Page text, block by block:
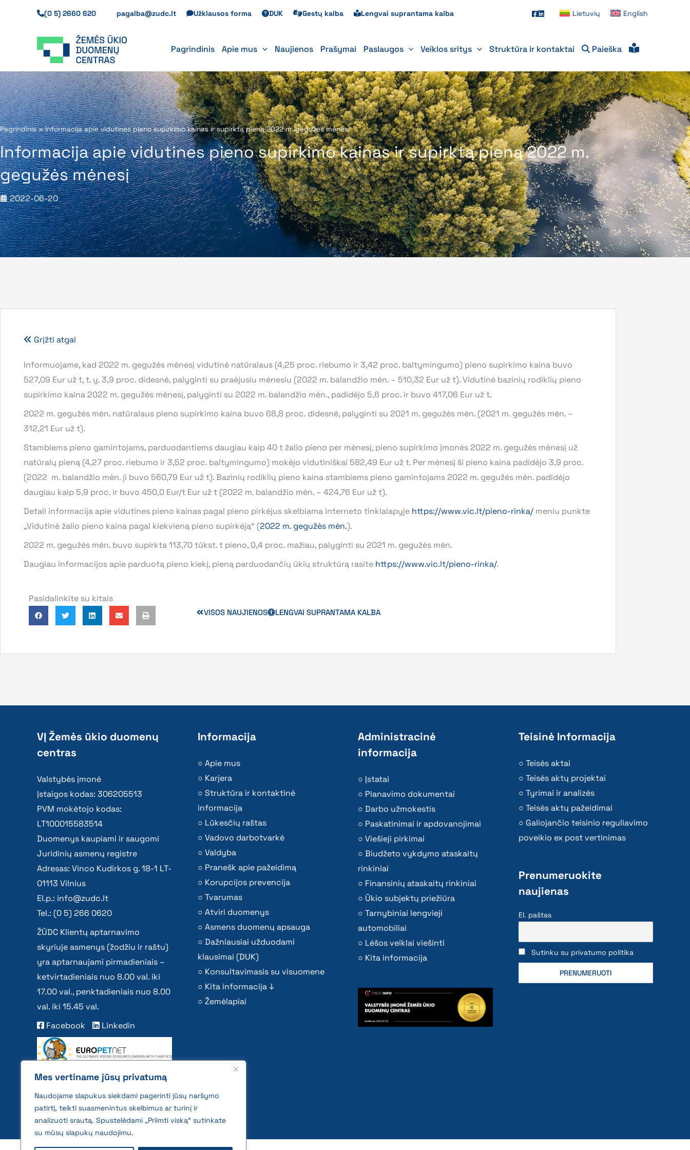
Mes vertiname jūsų privatumą
Naudojame slapukus siekdami pagerinti jūsų naršymo
patirtį, teikti suasmenintus skelbimus ar turinį ir
analizuoti srautą. Spustelėdami „Priimti viską“ sutinkate
su mūsų slapukų naudojimu.
(0 5) 2660 620 pagalba@zudc.lt Užklausos forma DUK Gestų kalba Lengvai suprantama kalba Lietuvių English
Pagrindinis Apie mus Naujienos Prašymai Paslaugos Veiklos sritys Struktūra ir kontaktai Paieška
Pagrindinis»Informacija apie vidutines pieno supirkimo kainas ir supirktą pieną 2022 m. gegužės mėnesį
Informacija apie vidutines pieno supirkimo kainas ir supirktą pieną 2022 m.
gegužės mėnesį
2022-06-20
Grįžti atgal
Informuojame, kad 2022 m. gegužės mėnesį vidutinė natūralaus (4,25 proc. riebumo ir 3,42 proc. baltymingumo) pieno supirkimo kaina buvo
527,09 Eur už t, t. y. 3,9 proc. didesnė, palyginti su praėjusiu mėnesiu (2022 m. balandžio mėn. – 510,32 Eur už t). Vidutinė bazinių rodiklių pieno
supirkimo kaina 2022 m. gegužės mėnesį, palyginti su 2022 m. balandžio mėn., padidėjo 5,6 proc. ir buvo 417,06 Eur už t.
2022 m. gegužės mėn. natūralaus pieno supirkimo kaina buvo 68,8 proc. didesnė, palyginti su 2021 m. gegužės mėn. (2021 m. gegužės mėn. –
312,21 Eur už t).
Stambiems pieno gamintojams, parduodantiems daugiau kaip 40 t žalio pieno per mėnesį, pieno supirkimo įmonės 2022 m. gegužės mėnesį už
natūralų pieną (4,27 proc. riebumo ir 3,52 proc. baltymingumo) mokėjo vidutiniškai 582,49 Eur už t. Per mėnesį ši pieno kaina padidėjo 3,9 proc.
(2022 m. balandžio mėn. ji buvo 560,79 Eur už t). Bazinių rodiklių pieno kaina stambiems pieno gamintojams 2022 m. gegužės mėn. padidėjo
daugiau kaip 5,9 proc. ir buvo 450,0 Eur/t Eur už t (2022 m. balandžio mėn. – 424,76 Eur už t).
Detali informacija apie vidutines pieno kainas pagal pieno pirkėjus skelbiama interneto tinklalapyje https://www.vic.lt/pieno-rinka/ meniu punkte
„Vidutinė žalio pieno kaina pagal kiekvieną pieno supirkėją“ (2022 m. gegužės mėn.).
2022 m. gegužės mėn. buvo supirkta 113,70 tūkst. t pieno, 0,4 proc. mažiau, palyginti su 2021 m. gegužės mėn.
Daugiau informacijos apie parduotą pieno kiekį, pieną parduodančių ūkių struktūrą rasite https://www.vic.lt/pieno-rinka/.
Pasidalinkite su kitais
VISOS NAUJIENOS LENGVAI SUPRANTAMA KALBA
VĮ Žemės ūkio duomenų
centras
Valstybės įmonė
Įstaigos kodas: 306205513
PVM mokėtojo kodas:
LT100015583514
Duomenys kaupiami ir saugomi
Juridinių asmenų registre
Adresas: Vinco Kudirkos g. 18-1 LT-
01113 Vilnius
El.p.: info@zudc.lt
Tel.: (0 5) 266 0620
ŽŪDC Klientų aptarnavimo
skyriuje asmenys (žodžiu ir raštu)
yra aptarnaujami pirmadieniais –
ketvirtadieniais nuo 8.00 val. iki
17.00 val., penktadieniais nuo 8.00
val. iki 15.45 val.
Facebook
Linkedin
Informacija
Apie mus
Karjera
Struktūra ir kontaktinė
informacija
Lūkesčių raštas
Vadovo darbotvarkė
Valdyba
Pranešk apie pažeidimą
Korupcijos prevencija
Tvarumas
Atviri duomenys
Asmens duomenų apsauga
Dažniausiai užduodami
klausimai (DUK)
Konsultavimasis su visuomene
Kita informacija ↓
Žemėlapiai
Administracinė
informacija
Įstatai
Planavimo dokumentai
Darbo užmokestis
Paskatinimai ir apdovanojimai
Viešieji pirkimai
Biudžeto vykdymo ataskaitų
rinkiniai
Finansinių ataskaitų rinkiniai
Ūkio subjektų priežiūra
Tarnybiniai lengvieji
automobiliai
Lėšos veiklai viešinti
Kita informacija
Teisinė Informacija
Teisės aktai
Teisės aktų projektai
Tyrimai ir analizės
Teisės aktų pažeidimai
Galiojančio teisinio reguliavimo
poveikio ex post vertinimas
Prenumeruokite
naujienas
El. paštas
Sutinku su privatumo politika